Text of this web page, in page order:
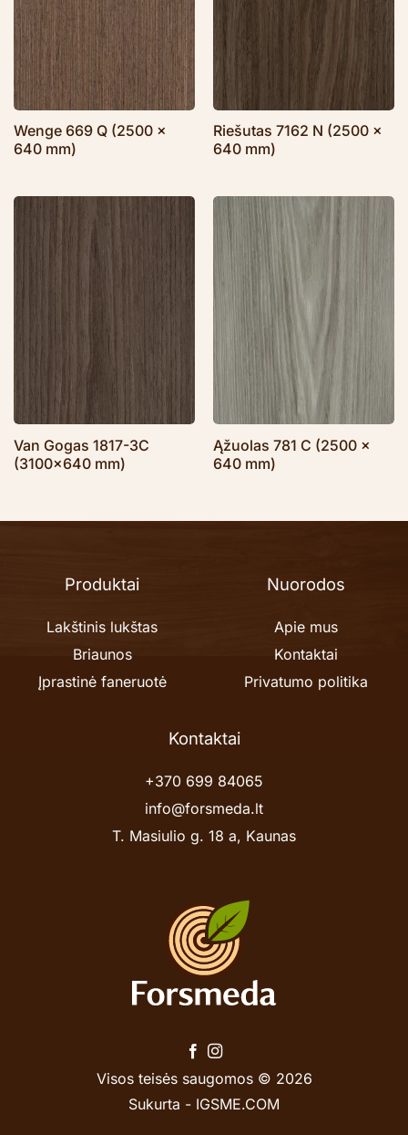
Wenge 669 Q (2500 x
640 mm)
Riešutas 7162 N (2500 x
640 mm)
Van Gogas 1817-3C
(3100×640 mm)
Ąžuolas 781 C (2500 x
640 mm)
Produktai
Lakštinis lukštas
Briaunos
Įprastinė faneruotė
Nuorodos
Apie mus
Kontaktai
Privatumo politika
Kontaktai
+370 699 84065
info@forsmeda.lt
T. Masiulio g. 18 a, Kaunas
Visos teisės saugomos © 2026
Sukurta - IGSME.COM